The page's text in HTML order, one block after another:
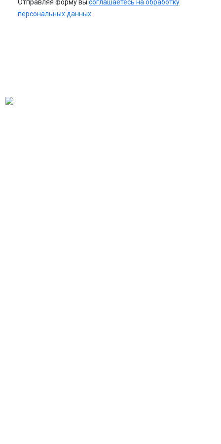
Отправляя форму вы соглашаетесь на обработку
персональных данных